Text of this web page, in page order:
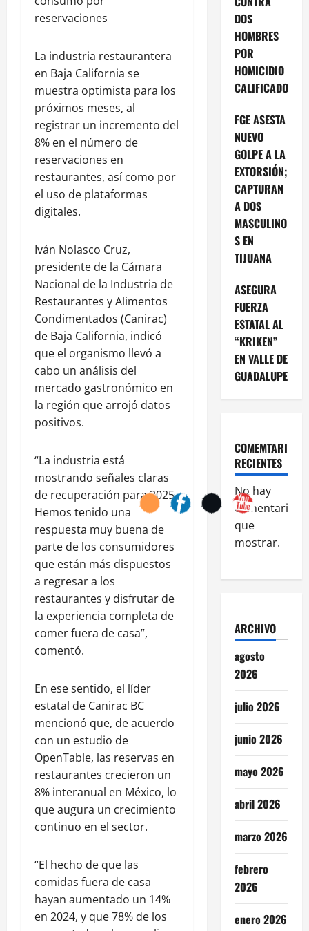
reservaciones
La industria restaurantera
en Baja California se
muestra optimista para los
próximos meses, al
registrar un incremento del
8% en el número de
reservaciones en
restaurantes, así como por
el uso de plataformas
digitales.
Iván Nolasco Cruz,
presidente de la Cámara
Nacional de la Industria de
Restaurantes y Alimentos
Condimentados (Canirac)
de Baja California, indicó
que el organismo llevó a
cabo un análisis del
mercado gastronómico en
la región que arrojó datos
positivos.
“La industria está
mostrando señales claras
de recuperación para 2025.
Hemos tenido una
respuesta muy buena de
parte de los consumidores
que están más dispuestos
a regresar a los
restaurantes y disfrutar de
la experiencia completa de
comer fuera de casa”,
comentó.
En ese sentido, el líder
estatal de Canirac BC
mencionó que, de acuerdo
con un estudio de
OpenTable, las reservas en
restaurantes crecieron un
8% interanual en México, lo
que augura un crecimiento
continuo en el sector.
“El hecho de que las
comidas fuera de casa
hayan aumentado un 14%
en 2024, y que 78% de los
DOS
HOMBRES
POR
HOMICIDIO
CALIFICADO
FGE ASESTA
NUEVO
GOLPE A LA
EXTORSIÓN;
CAPTURAN
A DOS
MASCULINO
S EN
TIJUANA
ASEGURA
FUERZA
ESTATAL AL
“KRIKEN”
EN VALLE DE
GUADALUPE
COMEMTARIOS
RECIENTES
No hay
comentarios
que
mostrar.
ARCHIVO
agosto
2026
julio 2026
junio 2026
mayo 2026
abril 2026
marzo 2026
febrero
2026
enero 2026